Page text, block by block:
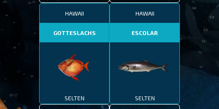
HAWAII
GOTTESLACHS
SELTEN
HAWAII
ESCOLAR
SELTEN